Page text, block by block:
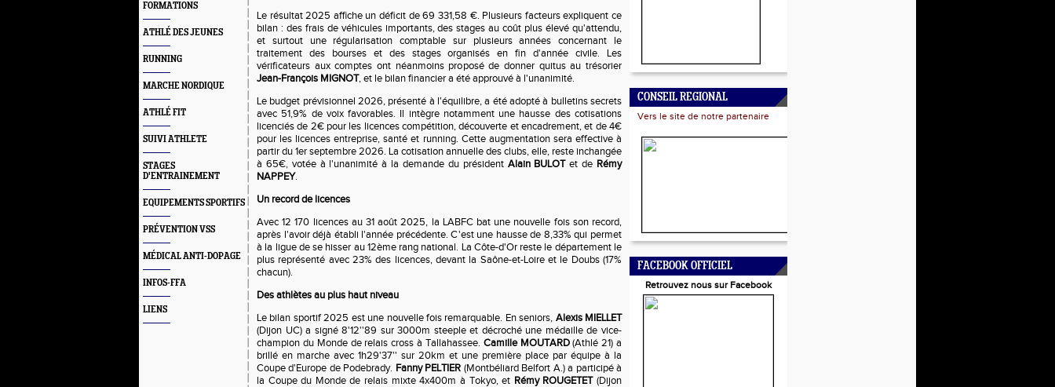
FORMATIONS
ATHLÉ DES JEUNES
RUNNING
MARCHE NORDIQUE
ATHLÉ FIT
SUIVI ATHLETE
STAGES
D'ENTRAINEMENT
EQUIPEMENTS SPORTIFS
PRÉVENTION VSS
MÉDICAL ANTI-DOPAGE
INFOS-FFA
LIENS
Le résultat 2025 affiche un déficit de 69 331,58 €. Plusieurs facteurs expliquent ce
bilan : des frais de véhicules importants, des stages au coût plus élevé qu'attendu,
et surtout une régularisation comptable sur plusieurs années concernant le
traitement des bourses et des stages organisés en fin d'année civile. Les
vérificateurs aux comptes ont néanmoins proposé de donner quitus au trésorier
Jean-François MIGNOT, et le bilan financier a été approuvé à l'unanimité.
Le budget prévisionnel 2026, présenté à l'équilibre, a été adopté à bulletins secrets
avec 51,9% de voix favorables. Il intègre notamment une hausse des cotisations
licenciés de 2€ pour les licences compétition, découverte et encadrement, et de 4€
pour les licences entreprise, santé et running. Cette augmentation sera effective à
partir du 1er septembre 2026. La cotisation annuelle des clubs, elle, reste inchangée
à 65€, votée à l'unanimité à la demande du président Alain BULOTet de Rémy
NAPPEY.
Un record de licences
Avec 12 170 licences au 31 août 2025, la LABFC bat une nouvelle fois son record,
après l'avoir déjà établi l'année précédente. C'est une hausse de 8,33% qui permet
à la ligue de se hisser au 12ème rang national. La Côte-d'Or reste le département le
plus représenté avec 23% des licences, devant la Saône-et-Loire et le Doubs (17%
chacun).
Des athlètes au plus haut niveau
Le bilan sportif 2025 est une nouvelle fois remarquable. En seniors, Alexis MIELLET
(Dijon UC) a signé 8'12''89 sur 3000m steeple et décroché une médaille de vice-
champion du Monde de relais cross à Tallahassee. Camille MOUTARD(Athlé 21) a
brillé en marche avec 1h29'37'' sur 20km et une première place par équipe à la
Coupe d'Europe de Podebrady. Fanny PELTIER (Montbéliard Belfort A.) a participé à
la Coupe du Monde de relais mixte 4x400m à Tokyo, et Rémy ROUGETET(Dijon
CONSEIL REGIONAL
Vers le site de notre partenaire
FACEBOOK OFFICIEL
Retrouvez nous sur Facebook